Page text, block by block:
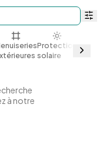
Protection
solaire
Bio et
à notre